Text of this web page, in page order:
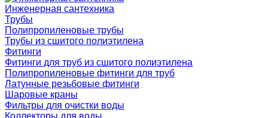
Инженерная сантехника
Трубы
Полипропиленовые трубы
Трубы из сшитого полиэтилена
Фитинги
Фитинги для труб из сшитого полиэтилена
Полипропиленовые фитинги для труб
Латунные резьбовые фитинги
Шаровые краны
Фильтры для очистки воды
Коллекторы для воды